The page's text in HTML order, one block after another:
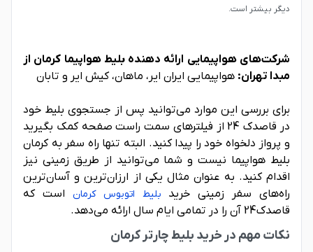
دیگر بیشتر است.
شرکت‌های هواپیمایی ارائه دهنده بلیط هواپیما کرمان از
مبدا تهران: هواپیمایی ایران ایر، ماهان، کیش ایر و تابان
برای بررسی این موارد می‌توانید پس از جستجوی بلیط خود
در قاصدک 24 از فیلترهای سمت راست صفحه کمک بگیرید
و پرواز دلخواه خود را پیدا کنید. البته تنها راه سفر به کرمان
بلیط هواپیما نیست و شما می‌توانید از طریق زمینی نیز
اقدام کنید. به عنوان مثال یکی از ارزان‌ترین و آسان‌ترین
راه‌های سفر زمینی خرید بلیط اتوبوس کرمان است که
قاصدک24 آن را در تمامی ایام سال ارائه می‌دهد.
نکات مهم در خرید بلیط چارتر کرمان